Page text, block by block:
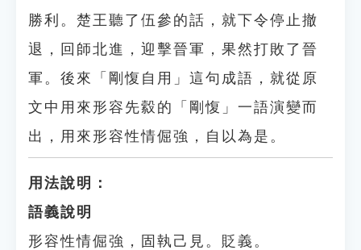
勝利。楚王聽了伍參的話，就下令停止撤
退，回師北進，迎擊晉軍，果然打敗了晉
軍。後來「剛愎自用」這句成語，就從原
文中用來形容先縠的「剛愎」一語演變而
出，用來形容性情倔強，自以為是。
用法說明：
語義說明
形容性情倔強，固執己見。貶義。